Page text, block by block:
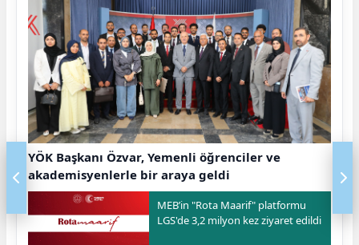
YÖK Başkanı Özvar, Yemenli öğrenciler ve
akademisyenlerle bir araya geldi
MEB’in "Rota Maarif" platformu
LGS'de 3,2 milyon kez ziyaret edildi